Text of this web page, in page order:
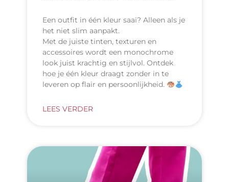
Een outfit in één kleur saai? Alleen als je
het niet slim aanpakt.
Met de juiste tinten, texturen en
accessoires wordt een monochrome
look juist krachtig en stijlvol. Ontdek
hoe je één kleur draagt zonder in te
leveren op flair en persoonlijkheid.
LEES VERDER